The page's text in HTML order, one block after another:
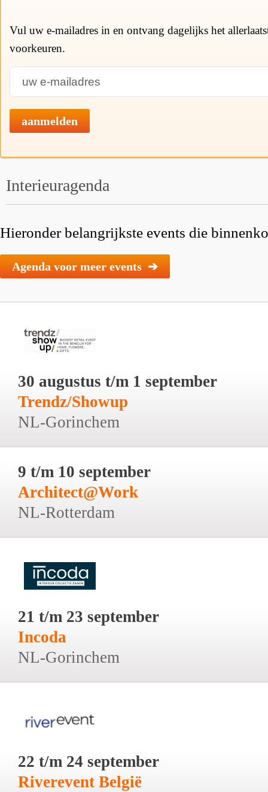
Vul uw e-mailadres in en ontvang dagelijks het
voorkeuren.
aanmelden
Interieuragenda
Hieronder belangrijkste events die
Agenda voor meer events ➔
30 augustus t/m 1 september
Trendz/Showup
NL-Gorinchem
9 t/m 10 september
Architect@Work
NL-Rotterdam
21 t/m 23 september
Incoda
NL-Gorinchem
22 t/m 24 september
Riverevent België